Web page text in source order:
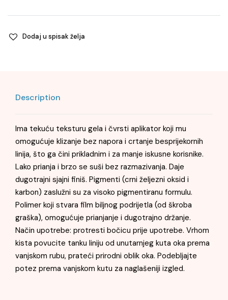
quantity
Dodaj u spisak želja
Description
Ima tekuću teksturu gela i čvrsti aplikator koji mu
omogućuje klizanje bez napora i crtanje besprijekornih
linija, što ga čini prikladnim i za manje iskusne korisnike.
Lako prianja i brzo se suši bez razmazivanja. Daje
dugotrajni sjajni finiš. Pigmenti (crni željezni oksid i
karbon) zaslužni su za visoko pigmentiranu formulu.
Polimer koji stvara film biljnog podrijetla (od škroba
graška), omogućuje prianjanje i dugotrajno držanje.
Način upotrebe: protresti bočicu prije upotrebe. Vrhom
kista povucite tanku liniju od unutarnjeg kuta oka prema
vanjskom rubu, prateći prirodni oblik oka. Podebljajte
potez prema vanjskom kutu za naglašeniji izgled.